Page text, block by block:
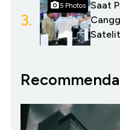
3.
5 Photos
Saat
Satelit